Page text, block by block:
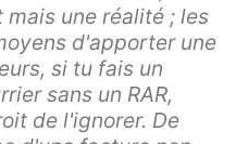
une réalité ; les
d'apporter une
si tu fais un
sans un RAR,
de l'ignorer. De